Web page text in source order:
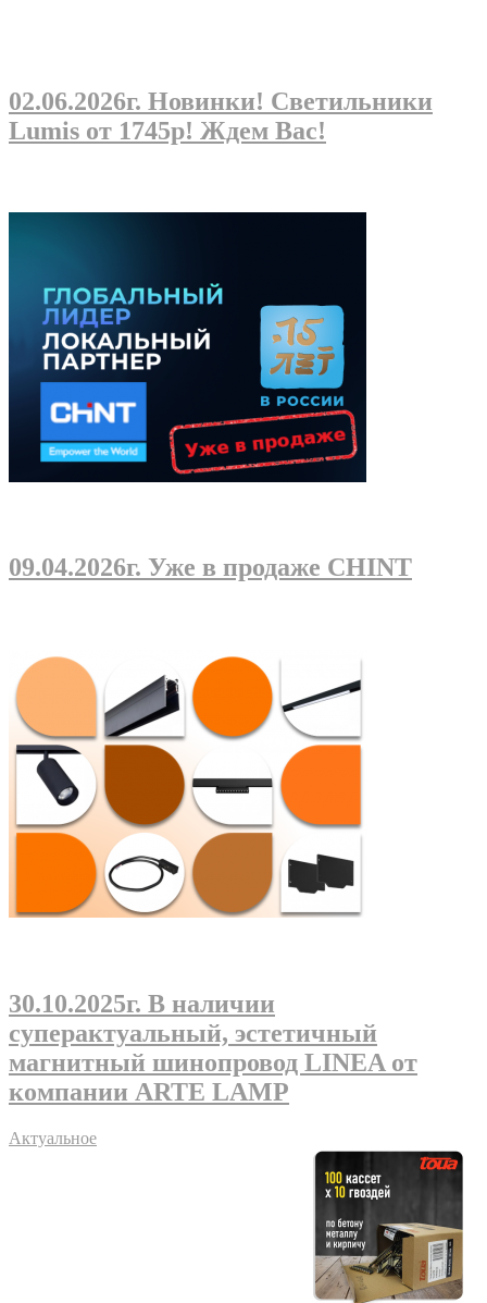
02.06.2026г. Новинки! Светильники
Lumis от 1745р! Ждем Вас!
09.04.2026г. Уже в продаже CHINT
30.10.2025г. В наличии
суперактуальный, эстетичный
магнитный шинопровод LINEA от
компании ARTE LAMP
Актуальное